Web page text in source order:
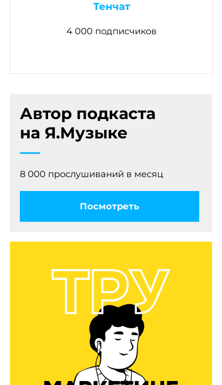
Тенчат
4 000 подписчиков
Автор подкаста
на Я.Музыке
8 000 прослушиваний в месяц
Посмотреть